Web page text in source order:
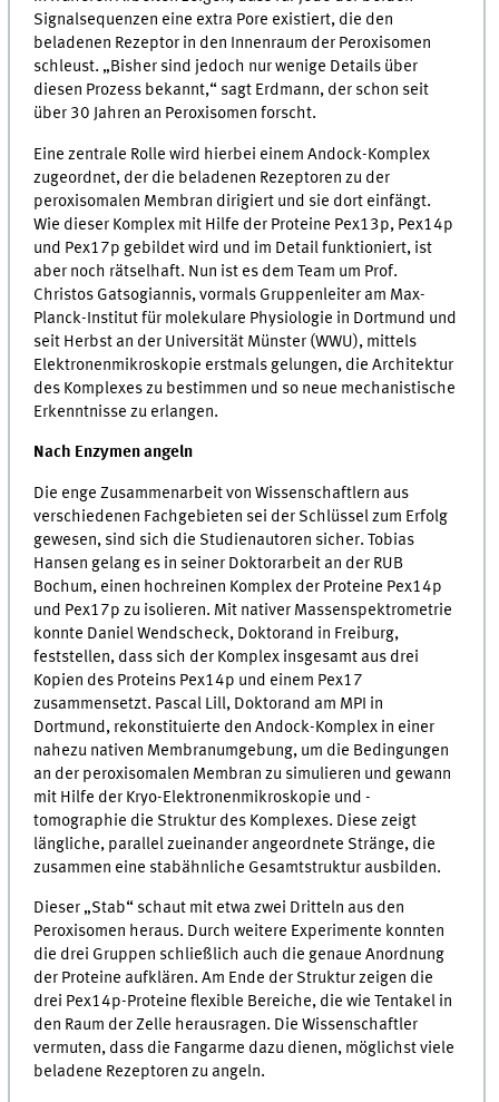
Signalsequenzen eine extra Pore existiert, die den
beladenen Rezeptor in den Innenraum der Peroxisomen
schleust. „Bisher sind jedoch nur wenige Details über
diesen Prozess bekannt,“ sagt Erdmann, der schon seit
über 30 Jahren an Peroxisomen forscht.
Eine zentrale Rolle wird hierbei einem Andock-Komplex
zugeordnet, der die beladenen Rezeptoren zu der
peroxisomalen Membran dirigiert und sie dort einfängt.
Wie dieser Komplex mit Hilfe der Proteine Pex13p, Pex14p
und Pex17p gebildet wird und im Detail funktioniert, ist
aber noch rätselhaft. Nun ist es dem Team um Prof.
Christos Gatsogiannis, vormals Gruppenleiter am Max-
Planck-Institut für molekulare Physiologie in Dortmund und
seit Herbst an der Universität Münster (WWU), mittels
Elektronenmikroskopie erstmals gelungen, die Architektur
des Komplexes zu bestimmen und so neue mechanistische
Erkenntnisse zu erlangen.
Nach Enzymen angeln
Die enge Zusammenarbeit von Wissenschaftlern aus
verschiedenen Fachgebieten sei der Schlüssel zum Erfolg
gewesen, sind sich die Studienautoren sicher. Tobias
Hansen gelang es in seiner Doktorarbeit an der RUB
Bochum, einen hochreinen Komplex der Proteine Pex14p
und Pex17p zu isolieren. Mit nativer Massenspektrometrie
konnte Daniel Wendscheck, Doktorand in Freiburg,
feststellen, dass sich der Komplex insgesamt aus drei
Kopien des Proteins Pex14p und einem Pex17
zusammensetzt. Pascal Lill, Doktorand am MPI in
Dortmund, rekonstituierte den Andock-Komplex in einer
nahezu nativen Membranumgebung, um die Bedingungen
an der peroxisomalen Membran zu simulieren und gewann
mit Hilfe der Kryo-Elektronenmikroskopie und -
tomographie die Struktur des Komplexes. Diese zeigt
längliche, parallel zueinander angeordnete Stränge, die
zusammen eine stabähnliche Gesamtstruktur ausbilden.
Dieser „Stab“ schaut mit etwa zwei Dritteln aus den
Peroxisomen heraus. Durch weitere Experimente konnten
die drei Gruppen schließlich auch die genaue Anordnung
der Proteine aufklären. Am Ende der Struktur zeigen die
drei Pex14p-Proteine flexible Bereiche, die wie Tentakel in
den Raum der Zelle herausragen. Die Wissenschaftler
vermuten, dass die Fangarme dazu dienen, möglichst viele
beladene Rezeptoren zu angeln.